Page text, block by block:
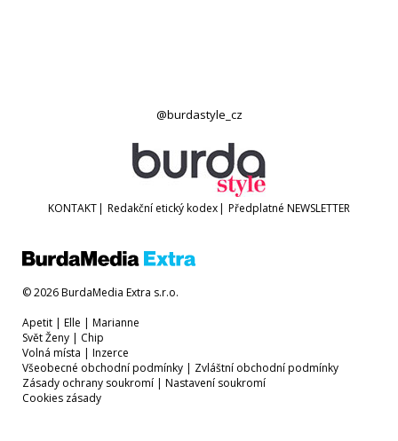
@burdastyle_cz
KONTAKT| Redakční etický kodex| Předplatné NEWSLETTER
© 2026 BurdaMedia Extra s.r.o.
Apetit | Elle | Marianne
Svět Ženy | Chip
Volná místa | Inzerce
Všeobecné obchodní podmínky | Zvláštní obchodní podmínky
Zásady ochrany soukromí | Nastavení soukromí
Cookies zásady